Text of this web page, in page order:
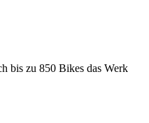
bis zu 850 Bikes das Werk